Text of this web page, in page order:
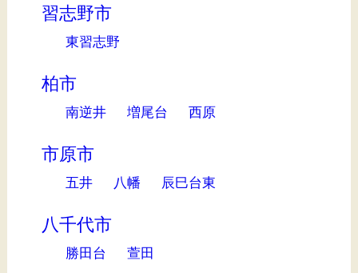
習志野市
東習志野
柏市
南逆井 増尾台 西原
市原市
五井 八幡 辰巳台東
八千代市
勝田台 萱田